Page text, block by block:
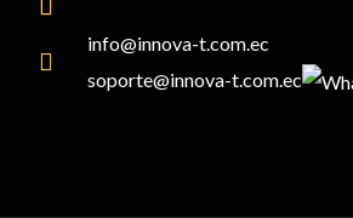
info@innova-t.com.ec
soporte@innova-t.com.ec